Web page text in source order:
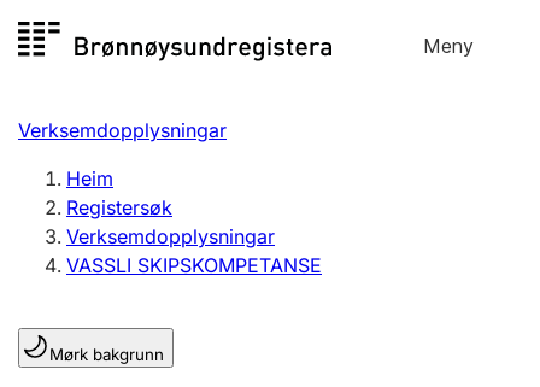
til
Meny
Registersøk
Aksjeselskap
Enkeltpersonføretak
Registrere, endre, slette
Lag og foreining
Verksemdopplysningar
Heim
Registersøk
Verksemdopplysningar
VASSLI SKIPSKOMPETANSE
Mørk bakgrunn